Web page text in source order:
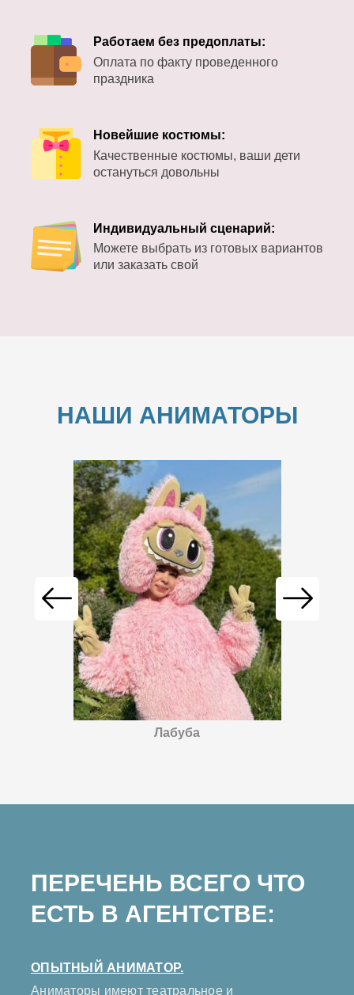
Работаем без предоплаты:
Оплата по факту проведенного
праздника
Новейшие костюмы:
Качественные костюмы, ваши дети
остануться довольны
Индивидуальный сценарий:
Можете выбрать из готовых вариантов
или заказать свой
НАШИ АНИМАТОРЫ
Лабуба
ПЕРЕЧЕНЬ ВСЕГО ЧТО
ЕСТЬ В АГЕНТСТВЕ:
ОПЫТНЫЙ АНИМАТОР.
Аниматоры имеют театральное и